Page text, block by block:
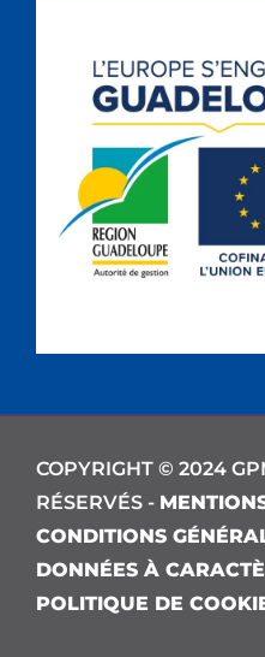
COPYRIGHT © 2024
RÉSERVÉS -
CONDITIONS
DONNÉES À
POLITIQUE DE